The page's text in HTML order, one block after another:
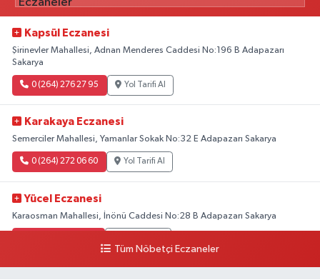
Kapsül Eczanesi
Şirinevler Mahallesi, Adnan Menderes Caddesi No:196 B Adapazarı
Sakarya
0 (264) 276 27 95 Yol Tarifi Al
Karakaya Eczanesi
Semerciler Mahallesi, Yamanlar Sokak No:32 E Adapazarı Sakarya
0 (264) 272 06 60 Yol Tarifi Al
Yücel Eczanesi
Karaosman Mahallesi, İnönü Caddesi No:28 B Adapazarı Sakarya
Tüm Nöbetçi Eczaneler